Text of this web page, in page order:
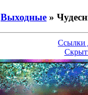
Выходные »
Ссылки